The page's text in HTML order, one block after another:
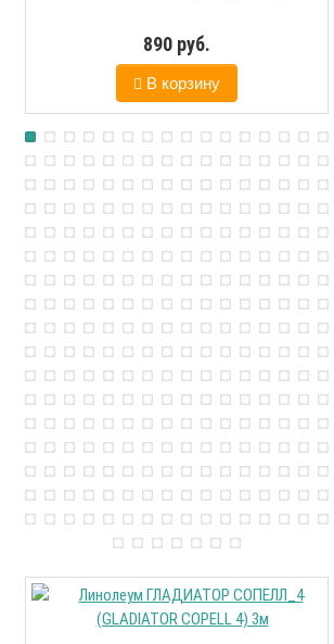
890 руб.
В корзину